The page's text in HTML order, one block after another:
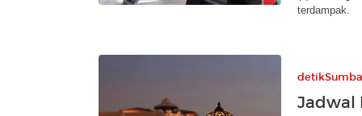
terdampak.
Jadwal